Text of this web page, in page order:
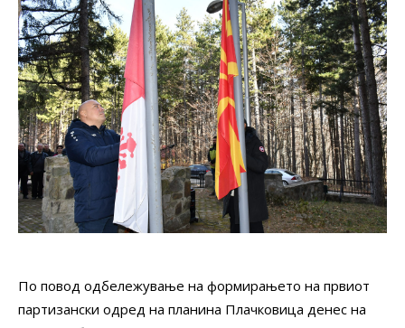
По повод одбележување на формирањето на првиот
партизански одред на планина Плачковица денес на